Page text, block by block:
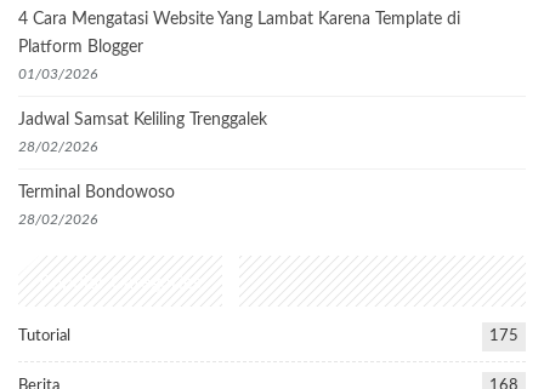
4 Cara Mengatasi Website Yang Lambat Karena Template di
Platform Blogger
01/03/2026
Jadwal Samsat Keliling Trenggalek
28/02/2026
Terminal Bondowoso
28/02/2026
Popular Categories
Tutorial 175